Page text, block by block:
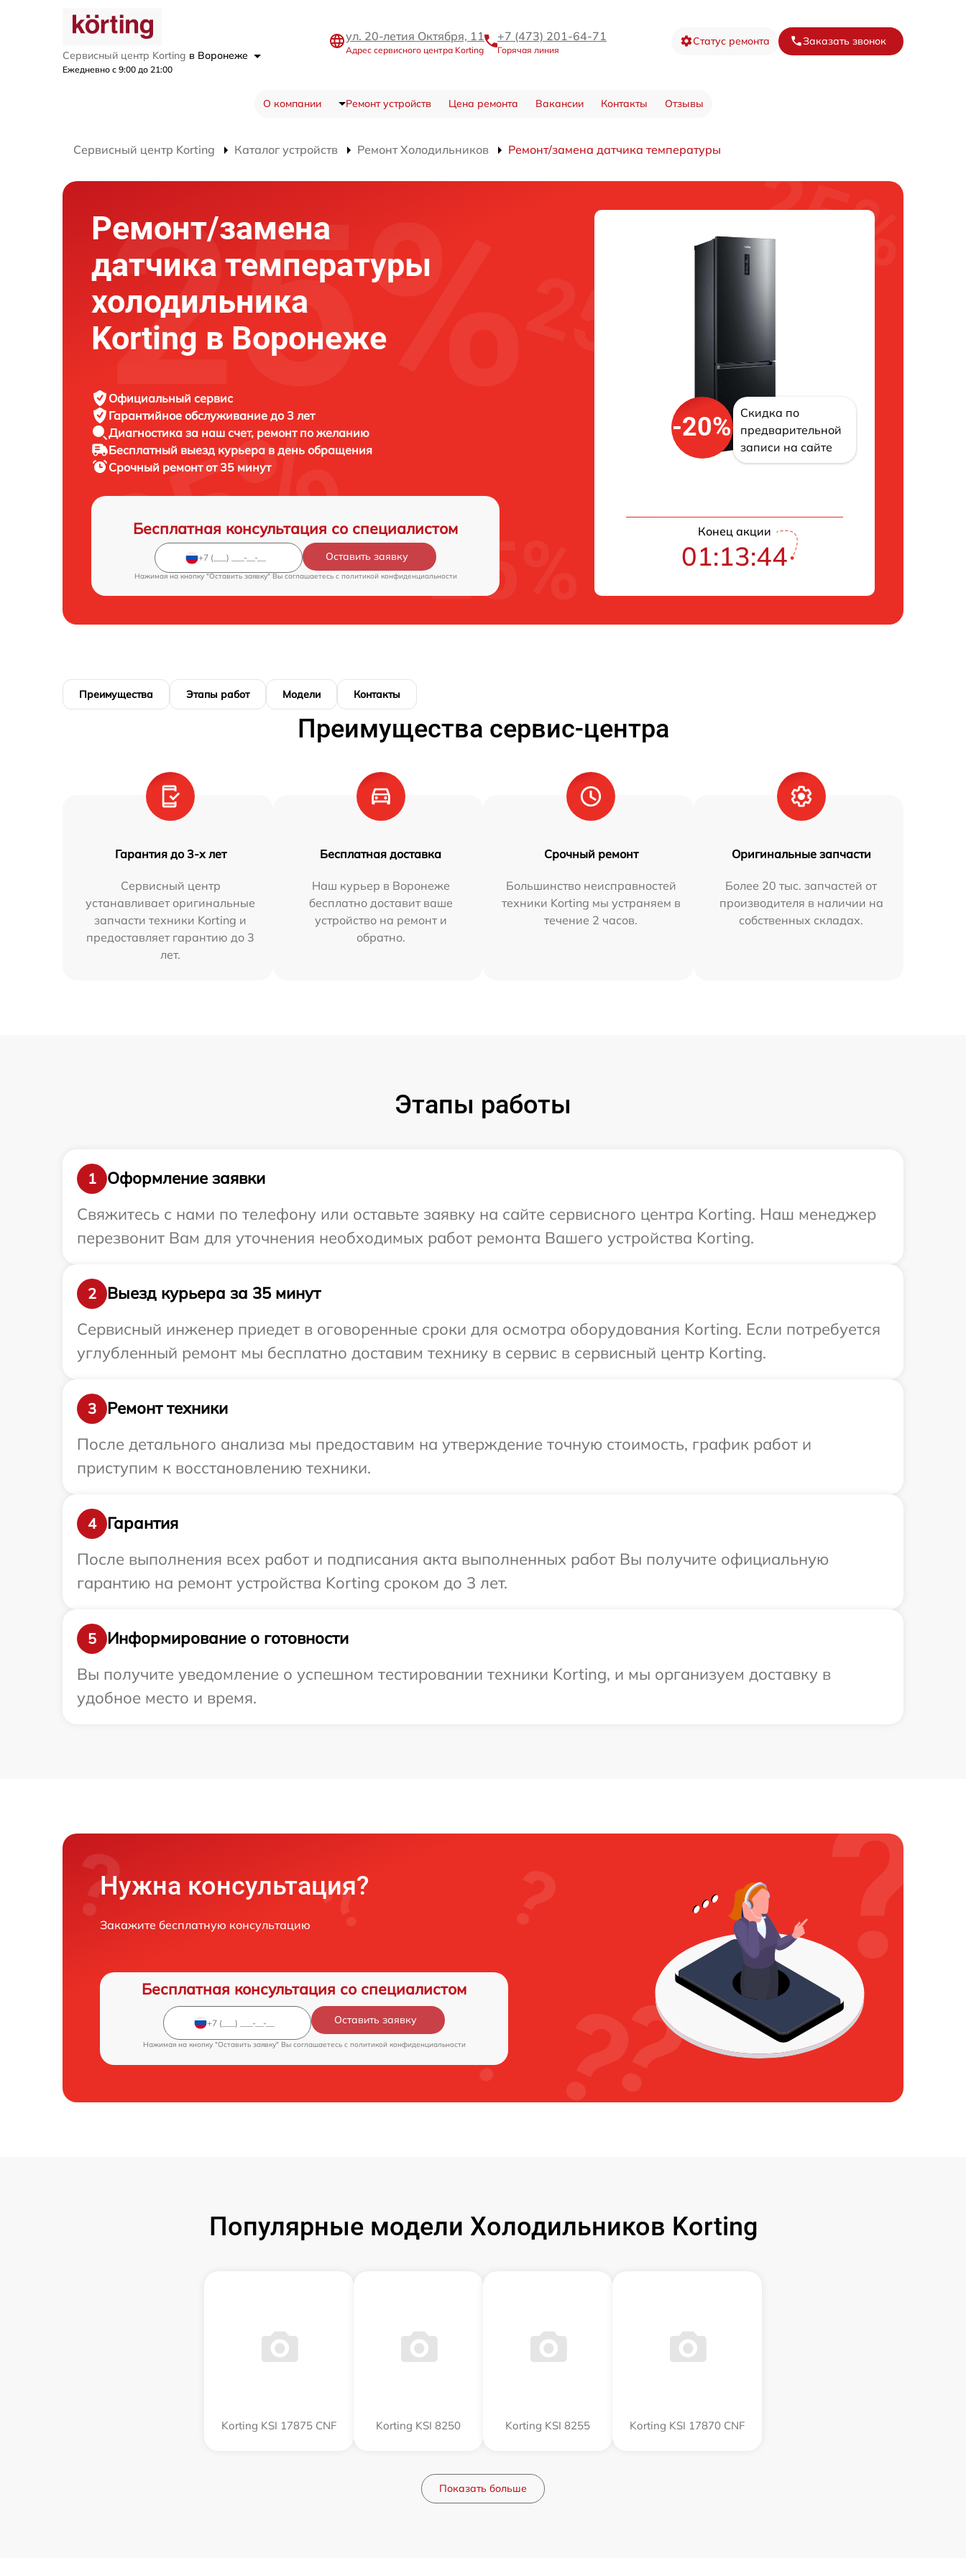
Сервисный центр Korting в Воронеже
Ежедневно с 9:00 до 21:00
ул. 20-летия Октября, 11
Адрес сервисного центра Korting
+7 (473) 201-64-71
Горячая линия
Статус ремонта Заказать звонок
О компании Ремонт устройств Цена ремонта Вакансии Контакты Отзывы
Сервисный центр Korting Каталог устройств Ремонт Холодильников Ремонт/замена датчика температуры
Ремонт/замена
датчика температуры
холодильника
Korting в Воронеже
Официальный сервис
Гарантийное обслуживание до 3 лет
Диагностика за наш счет, ремонт по желанию
Бесплатный выезд курьера в день обращения
Срочный ремонтот 35 минут
Бесплатная консультация со специалистом
Оставить заявку
Нажимая на кнопку "Оставить заявку" Вы соглашаетесь c политикой конфиденциальности
-20%
Скидка по
предварительной
записи на сайте
Конец акции
01:13:43
Преимущества Этапы работ Модели Контакты
Преимущества сервис-центра
Гарантия до 3-х лет
Сервисный центр
устанавливает оригинальные
запчасти техники Korting и
предоставляет гарантию до 3
лет.
Бесплатная доставка
Наш курьер в Воронеже
бесплатно доставит ваше
устройство на ремонт и
обратно.
Срочный ремонт
Большинство неисправностей
техники Korting мы устраняем в
течение 2 часов.
Оригинальные запчасти
Более 20 тыс. запчастей от
производителя в наличии на
собственных складах.
Этапы работы
1
Оформление заявки
Свяжитесь с нами по телефону или оставьте заявку на сайте сервисного центра Korting. Наш менеджер
перезвонит Вам для уточнения необходимых работ ремонта Вашего устройства Korting.
2
Выезд курьера за 35 минут
Сервисный инженер приедет в оговоренные сроки для осмотра оборудования Korting. Если потребуется
углубленный ремонт мы бесплатно доставим технику в сервис в сервисный центр Korting.
3
Ремонт техники
После детального анализа мы предоставим на утверждение точную стоимость, график работ и
приступим к восстановлению техники.
4
Гарантия
После выполнения всех работ и подписания акта выполненных работ Вы получите официальную
гарантию на ремонт устройства Korting сроком до 3 лет.
5
Информирование о готовности
Вы получите уведомление о успешном тестировании техники Korting, и мы организуем доставку в
удобное место и время.
Нужна консультация?
Закажите бесплатную консультацию
Бесплатная консультация со специалистом
Оставить заявку
Нажимая на кнопку "Оставить заявку" Вы соглашаетесь c политикой конфиденциальности
Популярные модели Холодильников Korting
Korting KSI 17875 CNF Korting KSI 8250 Korting KSI 8255 Korting KSI 17870 CNF
Показать больше